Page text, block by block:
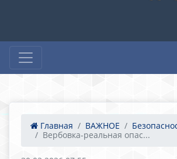
Главная ВАЖНОЕ
Вербовка-реальная опас...